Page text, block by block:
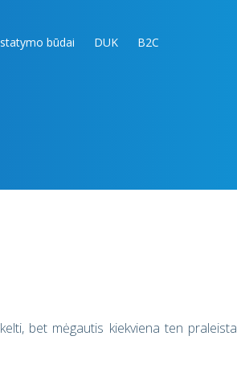
būdai DUK B2C
bet mėgautis kiekviena ten praleista